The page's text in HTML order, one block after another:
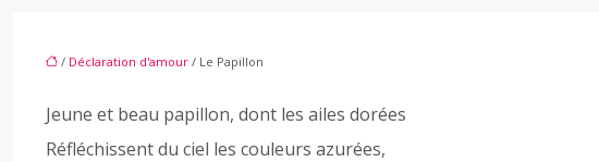
/ Déclaration d'amour / Le Papillon
Jeune et beau papillon, dont les ailes dorées
Réfléchissent du ciel les couleurs azurées,